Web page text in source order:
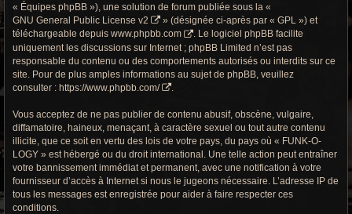
o
« Équipes phpBB »), une solution de forum publiée sous la «
GNU General Public License v2
» (désignée ci-après par « GPL ») et
téléchargeable depuis www.phpbb.com
. Le logiciel phpBB facilite
uniquement les discussions sur Internet ; phpBB Limited n’est pas
responsable du contenu ou des comportements autorisés ou interdits sur ce
site. Pour de plus amples informations au sujet de phpBB, veuillez
consulter : https://www.phpbb.com/
Vous acceptez de ne pas publier de contenu abusif, obscène, vulgaire,
diffamatoire, haineux, menaçant, à caractère sexuel ou tout autre contenu
illicite, que ce soit en vertu des lois de votre pays, du pays où « FUNK-O-
LOGY » est hébergé ou du droit international. Une telle action peut entraîner
votre bannissement immédiat et permanent, avec une notification à votre
fournisseur d’accès à Internet si nous le jugeons nécessaire. L’adresse IP de
tous les messages est enregistrée pour aider à faire respecter ces
conditions.